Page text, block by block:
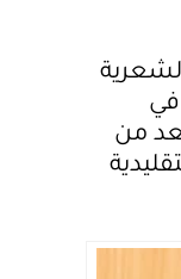
الشعرية
في
من